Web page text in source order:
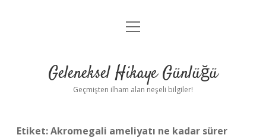
Anasayfa
Yasal Uyarı
menüyü
Geleneksel Hikaye Günlüğü
Geçmişten ilham alan neşeli bilgiler!
Etiket:Akromegali ameliyatı ne kadar sürer